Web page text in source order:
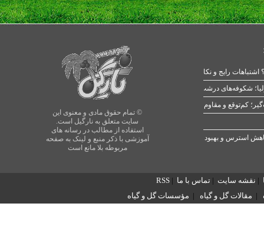
© تمام حقوق مادی و معنوی این
سایت متعلق به نارگیل است.
استفاده از مطالب در رسانه های
آموزشی با ذکر منبع و لینک به صفحه
مربوطه بلا مانع است
رایج و نکات طلایی
شکوفه‌های درشت در بهار
| نقشه سایت | تماس با ما |
RSS
| مقالات گل و گیاه | مؤسسات گل و گیاه